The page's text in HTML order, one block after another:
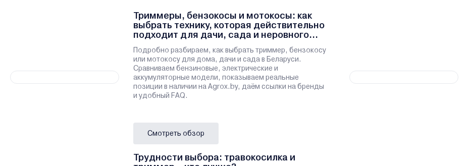
Триммеры, бензокосы и мотокосы: как
выбрать технику, которая действительно
подходит для дачи, сада и неровного
участка
Подробно разбираем, как выбрать триммер, бензокосу
или мотокосу для дома, дачи и сада в Беларуси.
Сравниваем бензиновые, электрические и
аккумуляторные модели, показываем реальные
позиции в наличии на Agrox.by, даём ссылки на бренды
и удобный FAQ.
Смотреть обзор
Трудности выбора: травокосилка и